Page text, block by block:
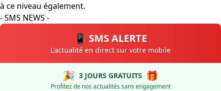
à ce niveau également.
- SMS NEWS -
📱 SMS ALERTE
L'actualité en direct sur votre mobile
🎉 3 JOURS GRATUITS 🎁
Profitez de nos actualités sans engagement